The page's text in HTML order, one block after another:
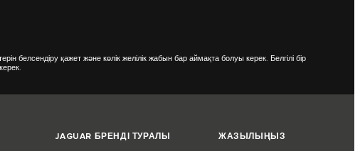
қажет және көлік желілік жабын бар аймақта болуы керек. Белгілі бір
JAGUAR БРЕНДІ ТУРАЛЫ ЖАЗЫЛЫҢЫЗ